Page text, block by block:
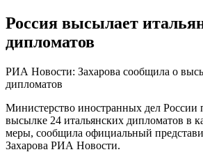
Россия высылает
дипломатов
РИА Новости: Захарова сообщила о
дипломатов
Министерство иностранных дел России
высылке 24 итальянских дипломатов в
меры, сообщила официальный
Захарова РИА Новости.